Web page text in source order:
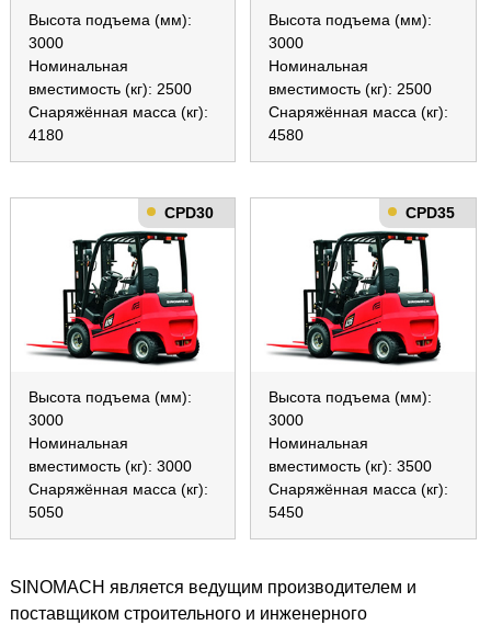
Высота подъема (мм):
3000
Номинальная
вместимость (кг): 2500
Снаряжённая масса (кг):
4180
Высота подъема (мм):
3000
Номинальная
вместимость (кг): 2500
Снаряжённая масса (кг):
4580
CPD30
Высота подъема (мм):
3000
Номинальная
вместимость (кг): 3000
Снаряжённая масса (кг):
5050
CPD35
Высота подъема (мм):
3000
Номинальная
вместимость (кг): 3500
Снаряжённая масса (кг):
5450
SINOMACH является ведущим производителем и
поставщиком строительного и инженерного